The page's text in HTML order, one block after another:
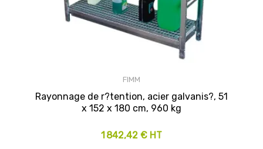
FIMM
Rayonnage de r?tention, acier galvanis?, 51
x 152 x 180 cm, 960 kg
1 842,42 € HT